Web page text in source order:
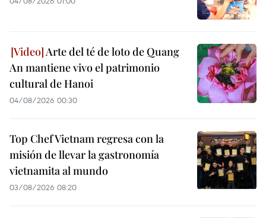
Arte del té de loto de Quang
An mantiene vivo el patrimonio
cultural de Hanoi
04/08/2026 00:30
Top Chef Vietnam regresa con la
misión de llevar la gastronomía
vietnamita al mundo
03/08/2026 08:20